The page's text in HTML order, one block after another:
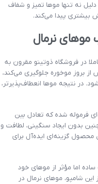
نه تنها موها تمیز و شفاف
بیشتری پیدا می‌کند.
نرمال
در فروشگاه ذوتینو مقرون به
بروز موخوره جلوگیری می‌کند،
در نتیجه موها انعطاف‌پذیرتر،
فرموله شده که تعادل بین
بدون ایجاد سنگینی، لطافت و
محصول گزینه‌ای ایده‌آل برای
اما مؤثر از موهای خود
شامپو، موهای نرمال در